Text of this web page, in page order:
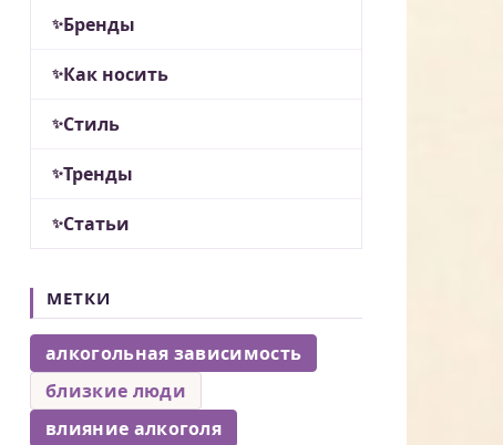
Бренды
Как носить
Стиль
Тренды
Статьи
МЕТКИ
алкогольная зависимость
близкие люди
влияние алкоголя